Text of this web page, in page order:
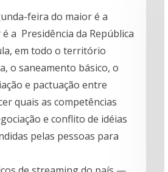
feira do maior é a
a Presidência da República
em todo o território
o saneamento básico, o
e pactuação entre
quais as competências
e conflito de idéias
pelas pessoas para